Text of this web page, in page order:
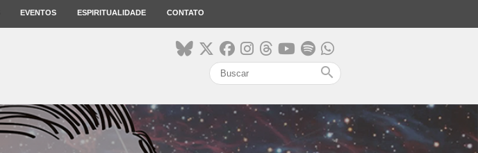
EVENTOS ESPIRITUALIDADE CONTATO
search